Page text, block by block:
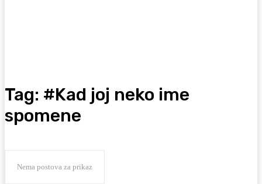
Tag: #Kad joj neko ime
spomene
Nema postova za prikaz